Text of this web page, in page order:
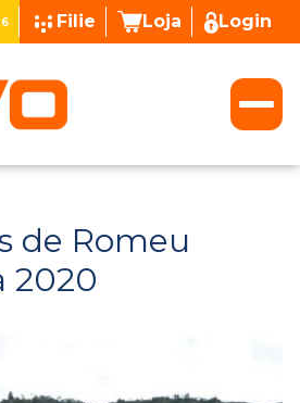
Filie Loja Login
de Romeu
2020